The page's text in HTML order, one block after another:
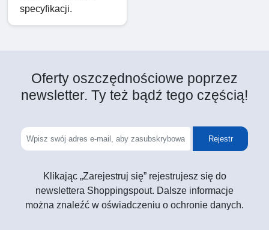
specyfikacji.
Oferty oszczędnościowe poprzez
newsletter. Ty też bądź tego częścią!
Rejestr
Klikając „Zarejestruj się” rejestrujesz się do
newslettera Shoppingspout. Dalsze informacje
można znaleźć w oświadczeniu o ochronie danych.